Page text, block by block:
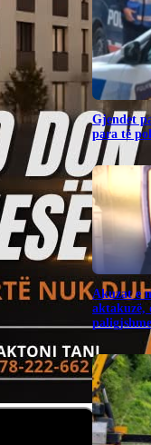
Gjendet
para të
Akuzat e
aktakuzë,